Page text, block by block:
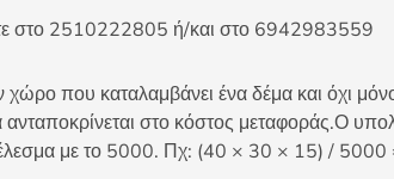
στο 2510222805 ή/και στο 6942983559
που καταλαμβάνει ένα δέμα και όχι
στο κόστος μεταφοράς.Ο
με το 5000. Πχ: (40 × 30 × 15) / 5000